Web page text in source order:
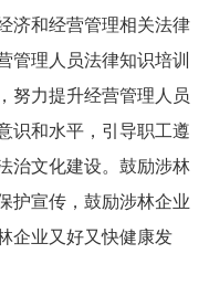
济和经营管理相关法律
管理人员法律知识培训
努力提升经营管理人员
识和水平，引导职工遵
治文化建设。鼓励涉林
护宣传，鼓励涉林企业
企业又好又快健康发